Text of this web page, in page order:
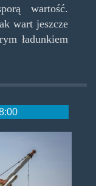
wartość.
wart jeszcze
ładunkiem